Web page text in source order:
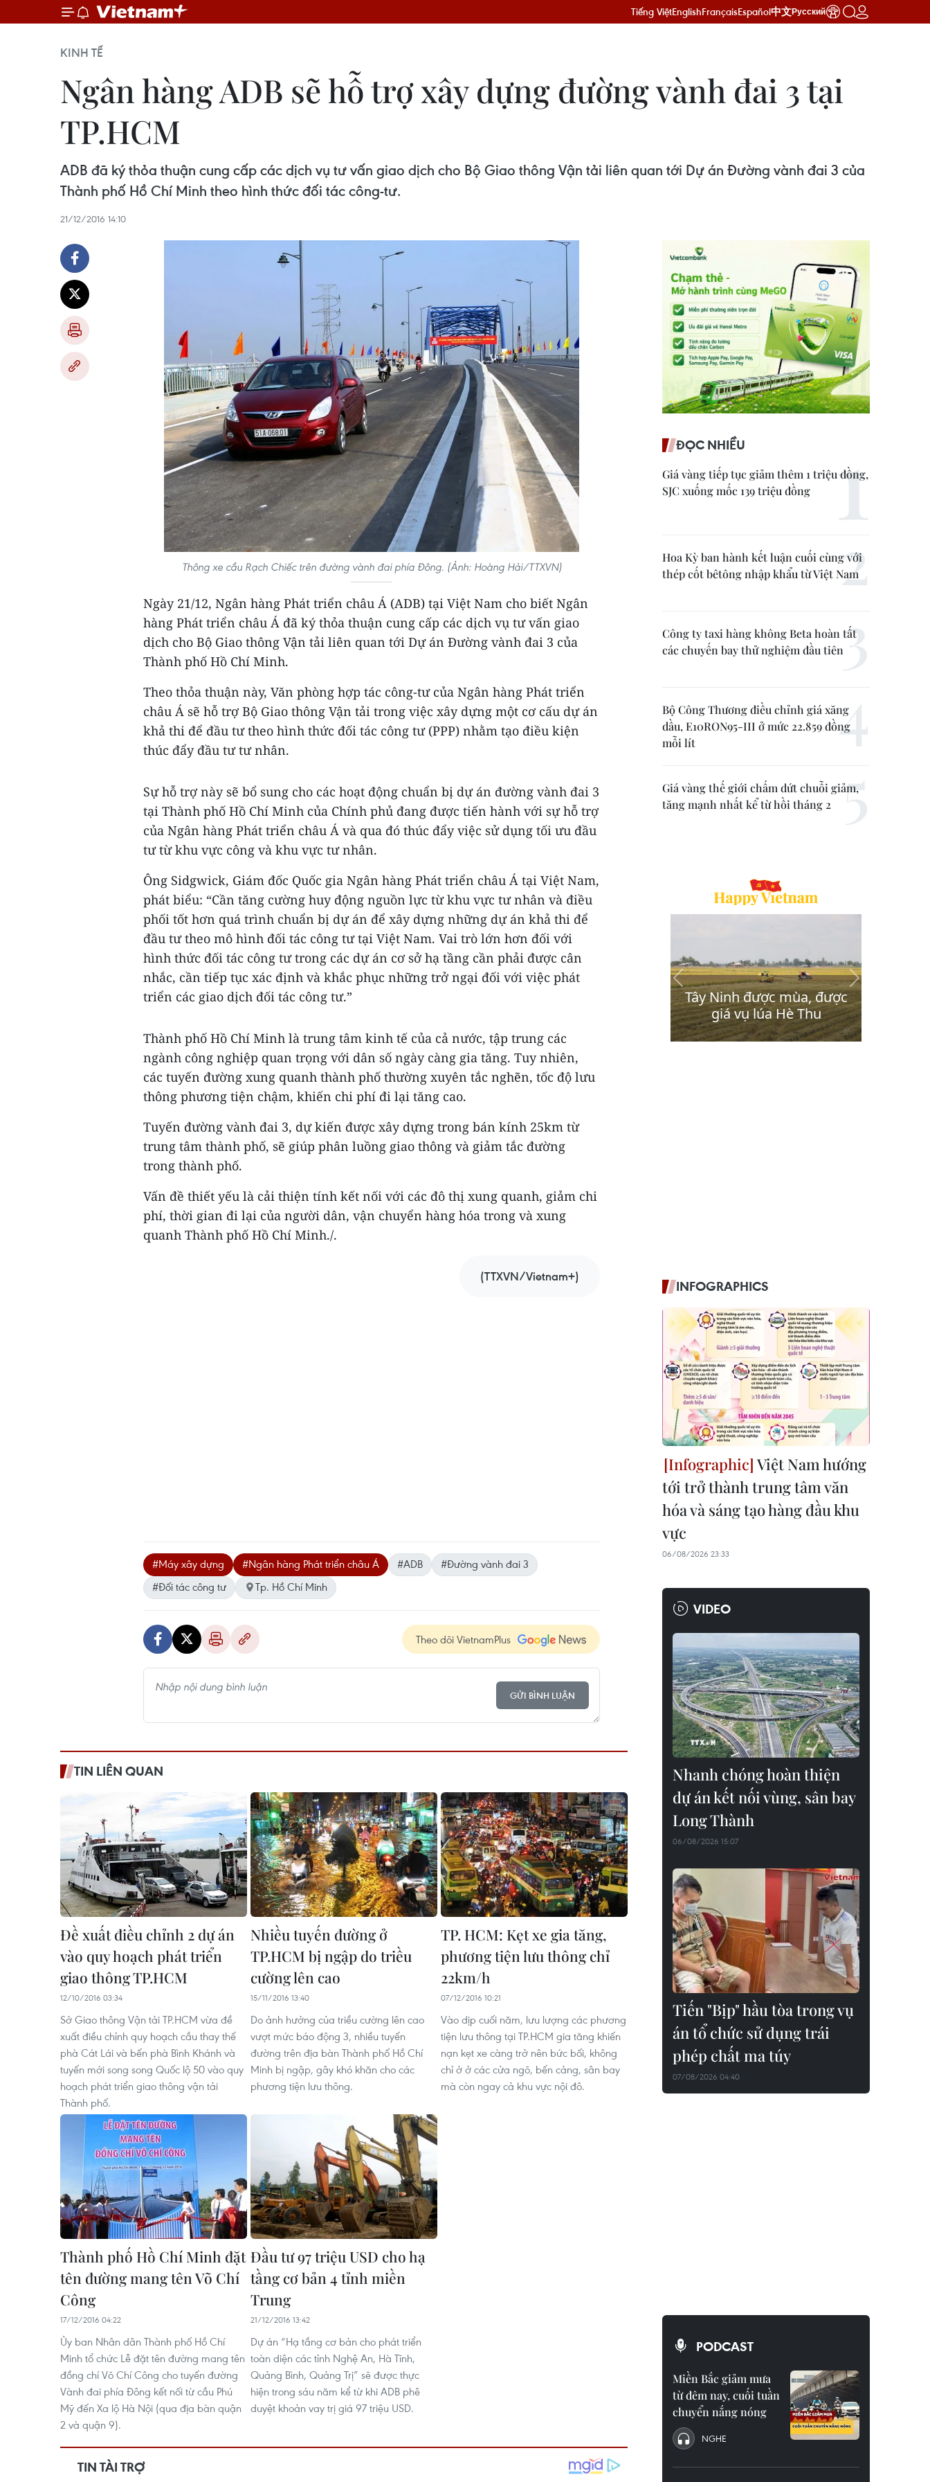
Tiếng ViệtEnglishFrançaisEspañol中文Русский
KINH TẾ
Ngân hàng ADB sẽ hỗ trợ xây dựng đường vành đai 3 tại
TP.HCM
ADB đã ký thỏa thuận cung cấp các dịch vụ tư vấn giao dịch cho Bộ Giao thông Vận tải liên quan tới Dự án Đường vành đai 3 của
Thành phố Hồ Chí Minh theo hình thức đối tác công-tư.
21/12/2016 14:10
Thông xe cầu Rạch Chiếc trên đường vành đai phía Đông. (Ảnh: Hoàng Hải/TTXVN)
Ngày 21/12, Ngân hàng Phát triển châu Á (ADB) tại Việt Nam cho biết Ngân
hàng Phát triển châu Á đã ký thỏa thuận cung cấp các dịch vụ tư vấn giao
dịch cho Bộ Giao thông Vận tải liên quan tới Dự án Đường vành đai 3 của
Thành phố Hồ Chí Minh.
Theo thỏa thuận này, Văn phòng hợp tác công-tư của Ngân hàng Phát triển
châu Á sẽ hỗ trợ Bộ Giao thông Vận tải trong việc xây dựng một cơ cấu dự án
khả thi để đầu tư theo hình thức đối tác công tư (PPP) nhằm tạo điều kiện
thúc đẩy đầu tư tư nhân.
Sự hỗ trợ này sẽ bổ sung cho các hoạt động chuẩn bị dự án đường vành đai 3
tại Thành phố Hồ Chí Minh của Chính phủ đang được tiến hành với sự hỗ trợ
của Ngân hàng Phát triển châu Á và qua đó thúc đẩy việc sử dụng tối ưu đầu
tư từ khu vực công và khu vực tư nhân.
Ông Sidgwick, Giám đốc Quốc gia Ngân hàng Phát triển châu Á tại Việt Nam,
phát biểu: “Cần tăng cường huy động nguồn lực từ khu vực tư nhân và điều
phối tốt hơn quá trình chuẩn bị dự án để xây dựng những dự án khả thi để
đầu tư theo mô hình đối tác công tư tại Việt Nam. Vai trò lớn hơn đối với
hình thức đối tác công tư trong các dự án cơ sở hạ tầng cần phải được cân
nhắc, cần tiếp tục xác định và khắc phục những trở ngại đối với việc phát
triển các giao dịch đối tác công tư.”
Thành phố Hồ Chí Minh là trung tâm kinh tế của cả nước, tập trung các
ngành công nghiệp quan trọng với dân số ngày càng gia tăng. Tuy nhiên,
các tuyến đường xung quanh thành phố thường xuyên tắc nghẽn, tốc độ lưu
thông phương tiện chậm, khiến chi phí đi lại tăng cao.
Tuyến đường vành đai 3, dự kiến được xây dựng trong bán kính 25km từ
trung tâm thành phố, sẽ giúp phân luồng giao thông và giảm tắc đường
trong thành phố.
Vấn đề thiết yếu là cải thiện tính kết nối với các đô thị xung quanh, giảm chi
phí, thời gian đi lại của người dân, vận chuyển hàng hóa trong và xung
quanh Thành phố Hồ Chí Minh./.
(TTXVN/Vietnam+)
#Máy xây dựng #Ngân hàng Phát triển châu Á #ADB
#Đường vành đai 3
#Đối tác công tư
Tp. Hồ Chí Minh
Theo dõi VietnamPlus
GỬI BÌNH LUẬN
TIN LIÊN QUAN
Đề xuất điều chỉnh 2 dự án
vào quy hoạch phát triển
giao thông TP.HCM
12/10/2016 03:34
Sở Giao thông Vận tải TP.HCM vừa đề
xuất điều chỉnh quy hoạch cầu thay thế
phà Cát Lái và bến phà Bình Khánh và
tuyến mới song song Quốc lộ 50 vào quy
hoạch phát triển giao thông vận tải
Thành phố.
Nhiều tuyến đường ở
TP.HCM bị ngập do triều
cường lên cao
15/11/2016 13:40
Do ảnh hưởng của triều cường lên cao
vượt mức báo động 3, nhiều tuyến
đường trên địa bàn Thành phố Hồ Chí
Minh bị ngập, gây khó khăn cho các
phương tiện lưu thông.
TP. HCM: Kẹt xe gia tăng,
phương tiện lưu thông chỉ
22km/h
07/12/2016 10:21
Vào dịp cuối năm, lưu lượng các phương
tiện lưu thông tại TP.HCM gia tăng khiến
nạn kẹt xe càng trở nên bức bối, không
chỉ ở ở các cửa ngõ, bến cảng, sân bay
mà còn ngay cả khu vực nội đô.
Thành phố Hồ Chí Minh đặt
tên đường mang tên Võ Chí
Công
17/12/2016 04:22
Ủy ban Nhân dân Thành phố Hồ Chí
Minh tổ chức Lễ đặt tên đường mang tên
đồng chí Võ Chí Công cho tuyến đường
Vành đai phía Đông kết nối từ cầu Phú
Mỹ đến Xa lộ Hà Nội (qua địa bàn quận
2 và quận 9).
Đầu tư 97 triệu USD cho hạ
tầng cơ bản 4 tỉnh miền
Trung
21/12/2016 13:42
Dự án “Hạ tầng cơ bản cho phát triển
toàn diện các tỉnh Nghệ An, Hà Tĩnh,
Quảng Bình, Quảng Trị” sẽ được thực
hiện trong sáu năm kể từ khi ADB phê
duyệt khoản vay trị giá 97 triệu USD.
ĐỌC NHIỀU
Giá vàng tiếp tục giảm thêm 1 triệu đồng,
SJC xuống mốc 139 triệu đồng
Hoa Kỳ ban hành kết luận cuối cùng với
thép cốt bêtông nhập khẩu từ Việt Nam
Công ty taxi hàng không Beta hoàn tất
các chuyến bay thử nghiệm đầu tiên
Bộ Công Thương điều chỉnh giá xăng
dầu, E10RON95-III ở mức 22.859 đồng
mỗi lít
Giá vàng thế giới chấm dứt chuỗi giảm,
tăng mạnh nhất kể từ hồi tháng 2
INFOGRAPHICS
Việt Nam hướng
tới trở thành trung tâm văn
hóa và sáng tạo hàng đầu khu
vực
06/08/2026 23:33
VIDEO
Nhanh chóng hoàn thiện
dự án kết nối vùng, sân bay
Long Thành
06/08/2026 15:07
Tiến "Bịp" hầu tòa trong vụ
án tổ chức sử dụng trái
phép chất ma túy
07/08/2026 04:40
PODCAST
Miền Bắc giảm mưa
từ đêm nay, cuối tuần
chuyển nắng nóng
NGHE